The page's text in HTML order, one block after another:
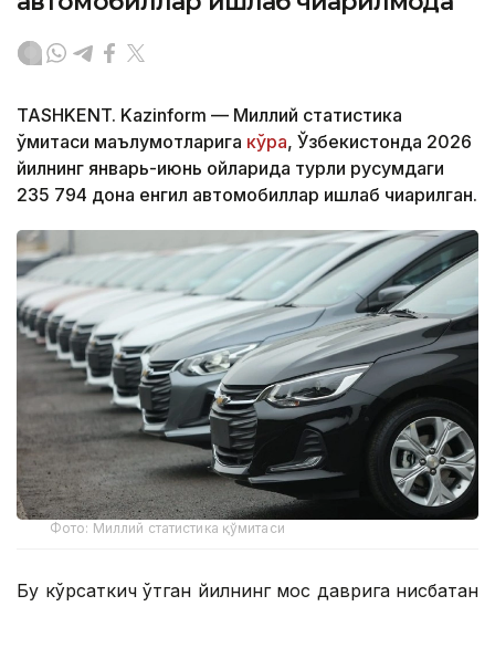
TASHKENT. Kazinform — Миллий статистика
қўмитаси маълумотларига кўра, Ўзбекистонда 2026
йилнинг январь-июнь ойларида турли русумдаги
235 794 дона енгил автомобиллар ишлаб чиқарилган.
Фото: Миллий статистика қўмитаси
Бу кўрсаткич ўтган йилнинг мос даврига нисбатан